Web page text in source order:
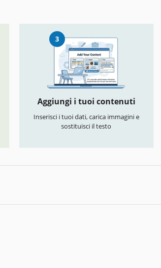
3
Aggiungi i tuoi contenuti
Inserisci i tuoi dati, carica immagini e
sostituisci il testo